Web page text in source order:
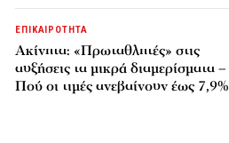
ΕΠΙΚΑΙΡΟΤΗΤΑ
Ακίνητα: «Πρωταθλητές» στις
αυξήσεις τα μικρά διαμερίσματα –
Πού οι τιμές ανεβαίνουν έως 7,9%